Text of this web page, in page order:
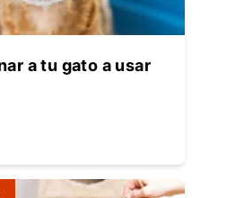
a tu gato a usar